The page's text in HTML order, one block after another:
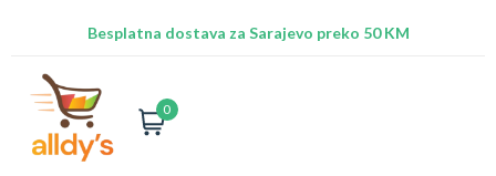
Besplatna dostava za Sarajevo preko 50 KM
0